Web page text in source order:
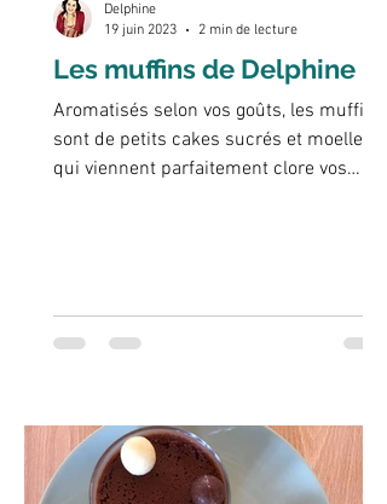
Les muffins de Delphine
Aromatisés selon vos goûts, les muffins
sont de petits cakes sucrés et moelleux
qui viennent parfaitement clore vos
Delphine
19 juin 2023
2 min de lecture